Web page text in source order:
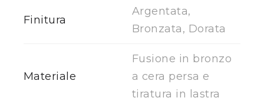
Finitura
Argentata,
Bronzata, Dorata
Materiale
Fusione in bronzo
a cera persa e
tiratura in lastra